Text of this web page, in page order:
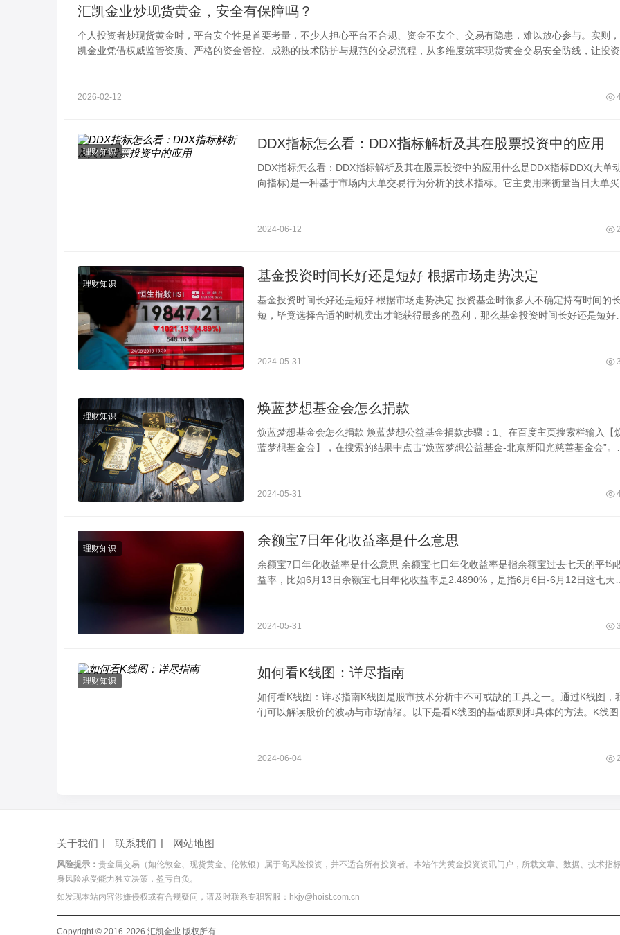
汇凯金业炒现货黄金，安全有保障吗？
个人投资者炒现货黄金时，平台安全性是首要考量，不少人担心平台不合规、资金不安全、交易有隐患，难以放心参与。实则
凯金业凭借权威监管资质、严格的资金管控、成熟的技术防护与规范的交易流程，从多维度筑牢现货黄金交易安全防线，让投资
2026-02-12
理财知识
DDX指标怎么看：DDX指标解析及其在股票投资中的应用
DDX指标怎么看：DDX指标解析及其在股票投资中的应用什么是DDX指标DDX(大单
向指标)是一种基于市场内大单交易行为分析的技术指标。它主要用来衡量当日大单买
2024-06-12
理财知识
基金投资时间长好还是短好 根据市场走势决定
基金投资时间长好还是短好 根据市场走势决定 投资基金时很多人不确定持有时间的长
短，毕竟选择合适的时机卖出才能获得最多的盈利，那么基金投资时间长好还是短好？
2024-05-31
理财知识
焕蓝梦想基金会怎么捐款
焕蓝梦想基金会怎么捐款 焕蓝梦想公益基金捐款步骤：1、在百度主页搜索栏输入【
蓝梦想基金会】，在搜索的结果中点击“焕蓝梦想公益基金-北京新阳光慈善基金会”。
2024-05-31
理财知识
余额宝7日年化收益率是什么意思
余额宝7日年化收益率是什么意思 余额宝七日年化收益率是指余额宝过去七天的平均
益率，比如6月13日余额宝七日年化收益率是2.4890%，是指6月6日-6月12日这七天的
2024-05-31
理财知识
如何看K线图：详尽指南
如何看K线图：详尽指南K线图是股市技术分析中不可或缺的工具之一。通过K线图，
们可以解读股价的波动与市场情绪。以下是看K线图的基础原则和具体的方法。K线图
2024-06-04
关于我们 联系我们 网站地图
风险提示： 贵金属交易（如伦敦金、现货黄金、伦敦银）属于高风险投资，并不适合所有投资者。本站作为黄金投资资讯门户，所载文章、数据、技术指
身风险承受能力独立决策，盈亏自负。
如发现本站内容涉嫌侵权或有合规疑问，请及时联系专职客服：hkjy@hoist.com.cn
Copyright © 2016-2026 汇凯金业 版权所有